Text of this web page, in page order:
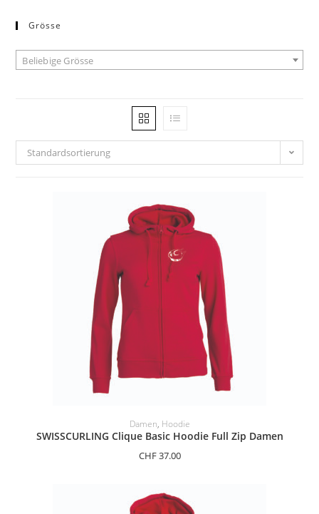
Grösse
Beliebige Grösse
Standardsortierung
OPTIONEN AUSWÄHLEN
Damen, Hoodie
SWISSCURLING Clique Basic Hoodie Full Zip Damen
CHF37.00